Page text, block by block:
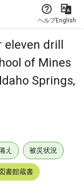
ヘルプEnglish
drill
of Mines
Springs,
え 被災状況
書館蔵書